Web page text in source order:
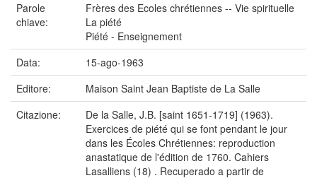
Parole
chiave:
Frères des Ecoles chrétiennes -- Vie spirituelle
La piété
Piété - Enseignement
Data:
15-ago-1963
Editore:
Maison Saint Jean Baptiste de La Salle
Citazione:
De la Salle, J.B. [saint 1651-1719] (1963).
Exercices de piété qui se font pendant le jour
dans les Écoles Chrétiennes: reproduction
anastatique de l'édition de 1760. Cahiers
Lasalliens (18) . Recuperado a partir de